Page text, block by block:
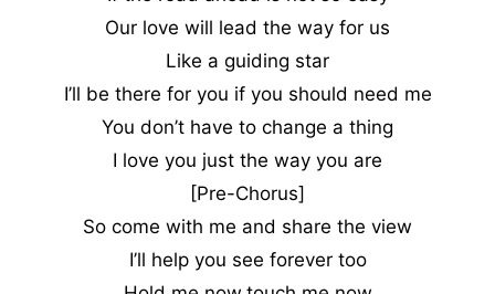
Our love will lead the way for us
Like a guiding star
I’ll be there for you if you should need me
You don’t have to change a thing
I love you just the way you are
[Pre-Chorus]
So come with me and share the view
I’ll help you see forever too